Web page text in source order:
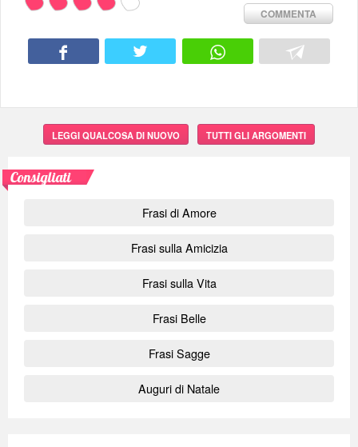
COMMENTA
LEGGI QUALCOSA DI NUOVO TUTTI GLI ARGOMENTI
Consigliati
Frasi di Amore
Frasi sulla Amicizia
Frasi sulla Vita
Frasi Belle
Frasi Sagge
Auguri di Natale